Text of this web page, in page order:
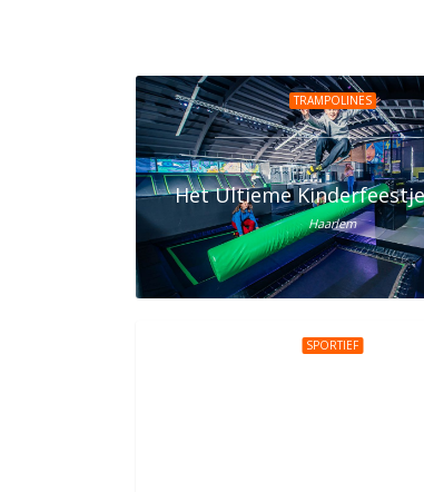
TRAMPOLINES
Het Ultieme
Haarlem
SPORTIEF